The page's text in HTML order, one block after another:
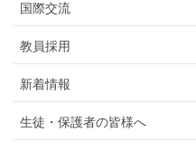
国際交流
教員採用
新着情報
生徒・保護者の皆様へ